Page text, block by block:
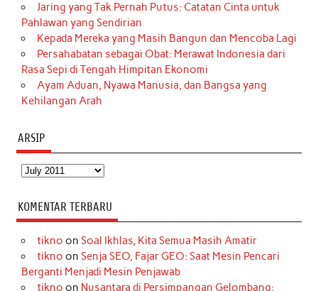
Jaring yang Tak Pernah Putus: Catatan Cinta untuk
Pahlawan yang Sendirian
Kepada Mereka yang Masih Bangun dan Mencoba Lagi
Persahabatan sebagai Obat: Merawat Indonesia dari
Rasa Sepi di Tengah Himpitan Ekonomi
Ayam Aduan, Nyawa Manusia, dan Bangsa yang
Kehilangan Arah
ARSIP
Arsip
KOMENTAR TERBARU
tikno on Soal Ikhlas, Kita Semua Masih Amatir
tikno on Senja SEO, Fajar GEO: Saat Mesin Pencari
Berganti Menjadi Mesin Penjawab
tikno on Nusantara di Persimpangan Gelombang: